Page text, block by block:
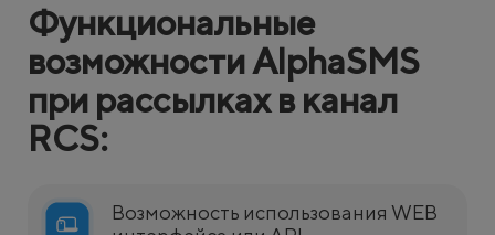
Функциональные
возможности AlphaSMS
при рассылках в канал
RCS:
Возможность использования WEB